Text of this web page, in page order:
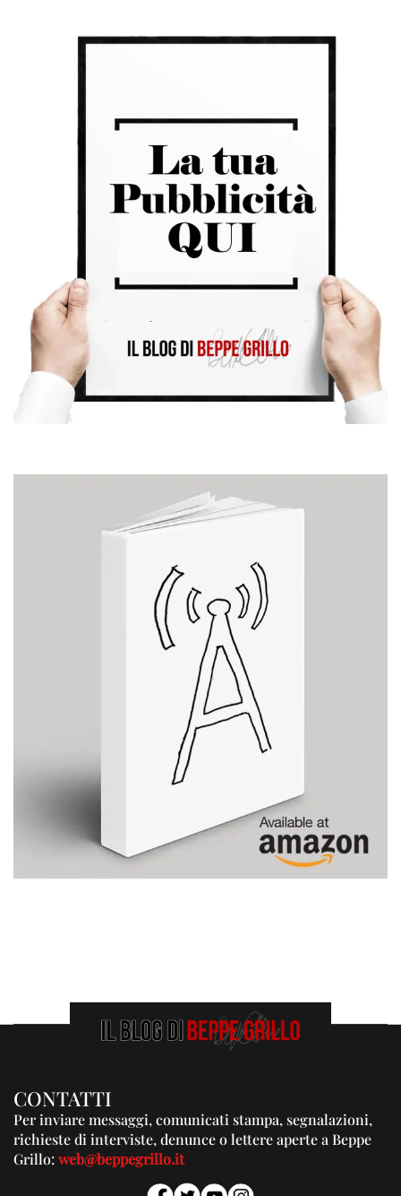
CONTATTI
Per inviare messaggi, comunicati stampa, segnalazioni,
richieste di interviste, denunce o lettere aperte a Beppe
Grillo:web@beppegrillo.it